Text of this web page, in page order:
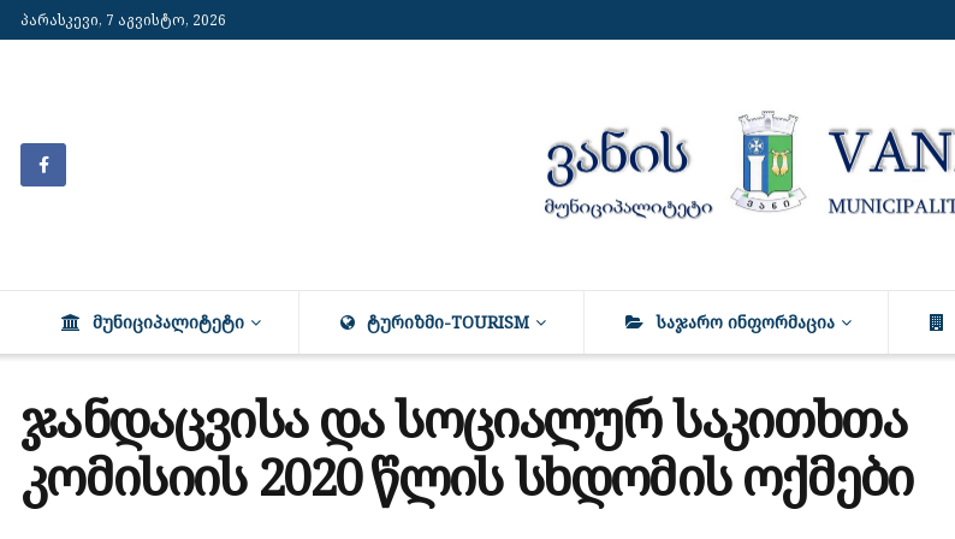
პარასკევი, 7 აგვისტო, 2026
ᲛᲣᲜᲘᲪᲘᲞᲐᲚᲘᲢᲔᲢᲘ ᲢᲣᲠᲘᲖᲛᲘ-TOURISM ᲡᲐᲯᲐᲠᲝ ᲘᲜᲤᲝᲠᲛᲐᲪᲘᲐ
ჯანდაცვისა და სოციალურ საკითხთა
კომისიის 2020 წლის სხდომის ოქმები